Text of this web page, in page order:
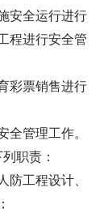
安全运行进行
程进行安全管
彩票销售进行
全管理工作。
职责：
防工程设计、